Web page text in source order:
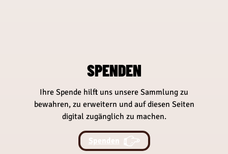
SPENDEN
Ihre Spende hilft uns unsere Sammlung zu
bewahren, zu erweitern und auf diesen Seiten
digital zugänglich zu machen.
Spenden